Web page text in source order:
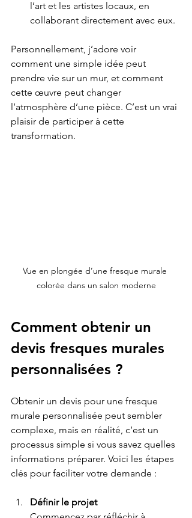
l’art et les artistes locaux, en
collaborant directement avec eux.
Personnellement, j’adore voir
comment une simple idée peut
prendre vie sur un mur, et comment
cette œuvre peut changer
l’atmosphère d’une pièce. C’est un vrai
plaisir de participer à cette
transformation.
Vue en plongée d’une fresque murale
colorée dans un salon moderne
Comment obtenir un
devis fresques murales
personnalisées ?
Obtenir un devis pour une fresque
murale personnalisée peut sembler
complexe, mais en réalité, c’est un
processus simple si vous savez quelles
informations préparer. Voici les étapes
clés pour faciliter votre demande :
Définir le projet